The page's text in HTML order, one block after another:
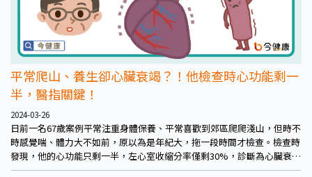
平常爬山、養生卻心臟衰竭？！他檢查時心功能剩一
半，醫指關鍵！
2024-03-26
日前一名67歲案例平常注重身體保養、平常喜歡到郊區爬爬淺山，但時不
時感覺喘、體力大不如前，原以為是年紀大，拖一段時間才檢查。檢查時
發現，他的心功能只剩一半，左心室收縮分率僅剩30%，診斷為心臟衰
竭。